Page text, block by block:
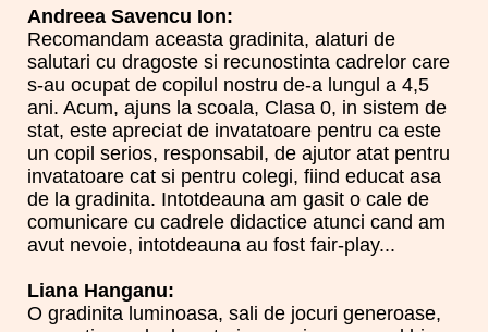
Andreea Savencu Ion:
Recomandam aceasta gradinita, alaturi de
salutari cu dragoste si recunostinta cadrelor care
s-au ocupat de copilul nostru de-a lungul a 4,5
ani. Acum, ajuns la scoala, Clasa 0, in sistem de
stat, este apreciat de invatatoare pentru ca este
un copil serios, responsabil, de ajutor atat pentru
invatatoare cat si pentru colegi, fiind educat asa
de la gradinita. Intotdeauna am gasit o cale de
comunicare cu cadrele didactice atunci cand am
avut nevoie, intotdeauna au fost fair-play...
Liana Hanganu:
O gradinita luminoasa, sali de jocuri generoase,